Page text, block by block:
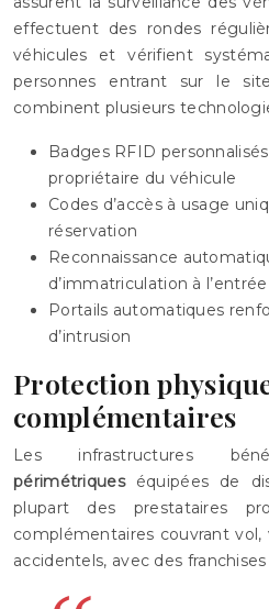
effectuent des rondes
véhicules et vérifient
personnes entrant sur le
combinent plusieurs
Badges RFID
propriétaire du véhicule
Codes d’accès à usage
réservation
Reconnaissance
d’immatriculation à
Portails automatiques
d’intrusion
Protection
complémentaires
Les infrastructures
périmétriqueséquipées de
plupart des prestataires
complémentaires couvrant
accidentels, avec des